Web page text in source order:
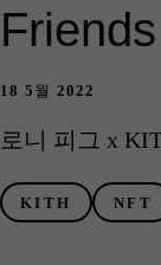
18 5월 2022
로니 피그 x
KITH NFT